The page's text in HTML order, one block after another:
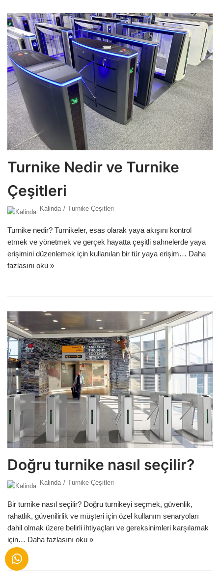
Turnike Nedir ve Turnike
Çeşitleri
Kalinda Turnike Çeşitleri
Turnike nedir? Turnikeler, esas olarak yaya akışını kontrol
etmek ve yönetmek ve gerçek hayatta çeşitli sahnelerde yaya
erişimini düzenlemek için kullanılan bir tür yaya erişim… Daha
fazlasını oku »
Doğru turnike nasıl seçilir?
Kalinda Turnike Çeşitleri
Bir turnike nasıl seçilir? Doğru turnikeyi seçmek, güvenlik,
rahatlık, güvenilirlik ve müşteri için özel kullanım senaryoları
dahil olmak üzere belirli ihtiyaçları ve gereksinimleri karşılamak
için… Daha fazlasını oku »